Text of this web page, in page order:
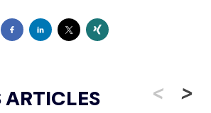
ARTICLES < >